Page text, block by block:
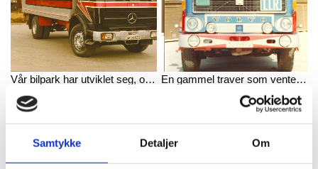
Samtykke Detaljer Om
Vår bilpark har utviklet seg, og her ser du en av våre tidligere Mercedes lastebiler. En gammel traver som ventet på jobb.